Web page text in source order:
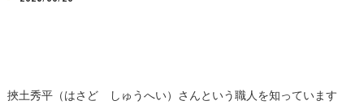
挾土秀平（はさど しゅうへい）さんという職人を知っています